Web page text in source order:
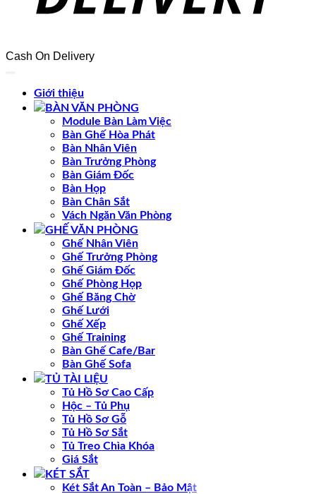
Cash On Delivery
Giới thiệu
BÀN VĂN PHÒNG
Module Bàn Làm Việc
Bàn Ghế Hòa Phát
Bàn Nhân Viên
Bàn Trưởng Phòng
Bàn Giám Đốc
Bàn Họp
Bàn Chân Sắt
Vách Ngăn Văn Phòng
GHẾ VĂN PHÒNG
Ghế Nhân Viên
Ghế Trưởng Phòng
Ghế Giám Đốc
Ghế Phòng Họp
Ghế Băng Chờ
Ghế Lưới
Ghế Xếp
Ghế Training
Bàn Ghế Cafe/Bar
Bàn Ghế Sofa
TỦ TÀI LIỆU
Tủ Hồ Sơ Cao Cấp
Hộc – Tủ Phụ
Tủ Hồ Sơ Gỗ
Tủ Hồ Sơ Sắt
Tủ Treo Chìa Khóa
Giá Sắt
KÉT SẮT
Két Sắt An Toàn – Bảo Mật